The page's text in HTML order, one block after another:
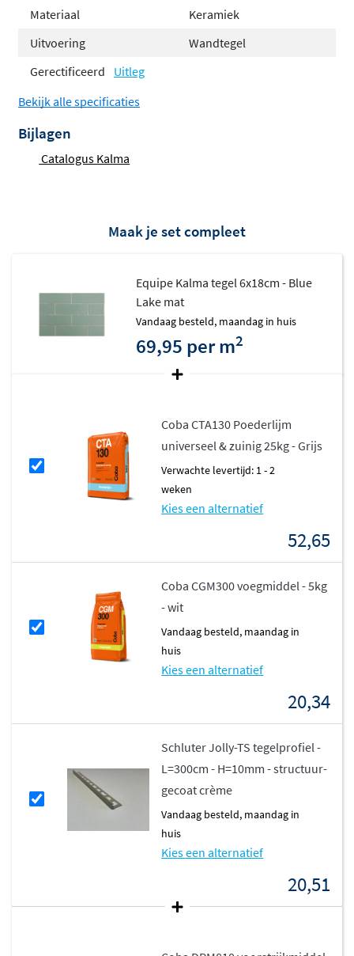
Materiaal
Keramiek
Uitvoering
Wandtegel
Gerectificeerd
Uitleg
Bekijk alle specificaties
Bijlagen
Catalogus Kalma
Maak je set compleet
Equipe Kalma tegel 6x18cm - Blue
Lake mat
vandaag besteld, maandag in huis
69,95 per m2
Coba CTA130 Poederlijm
universeel & zuinig 25kg - Grijs
Verwachte levertijd: 1 - 2
weken
Kies een alternatief
52,65
Coba CGM300 voegmiddel - 5kg
- wit
vandaag besteld, maandag in
huis
Kies een alternatief
20,34
Schluter Jolly-TS tegelprofiel -
L=300cm - H=10mm - structuur-
gecoat crème
vandaag besteld, maandag in
huis
Kies een alternatief
20,51